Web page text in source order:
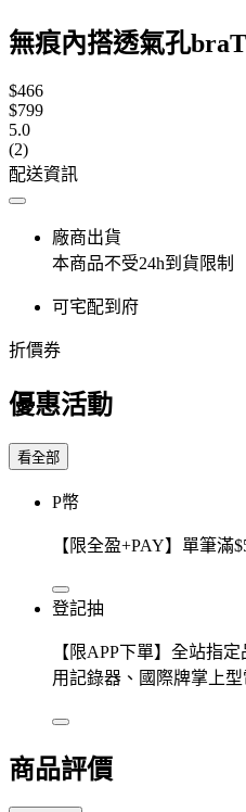
無痕內搭透氣孔
$466
$799
5.0
(2)
配送資訊
廠商出貨
本商品不受24h到貨限制
可宅配到府
折價券
優惠活動
看全部
P幣
【限全盈+PAY】單筆滿
登記抽
【限APP下單】全站指
用記錄器、國際牌掌上
商品評價